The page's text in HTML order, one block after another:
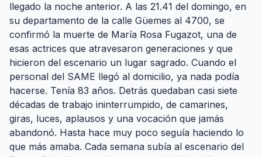
llegado la noche anterior. A las 21.41 del domingo, en
su departamento de la calle Güemes al 4700, se
confirmó la muerte de María Rosa Fugazot, una de
esas actrices que atravesaron generaciones y que
hicieron del escenario un lugar sagrado. Cuando el
personal del SAME llegó al domicilio, ya nada podía
hacerse. Tenía 83 años. Detrás quedaban casi siete
décadas de trabajo ininterrumpido, de camarines,
giras, luces, aplausos y una vocación que jamás
abandonó. Hasta hace muy poco seguía haciendo lo
que más amaba. Cada semana subía al escenario del